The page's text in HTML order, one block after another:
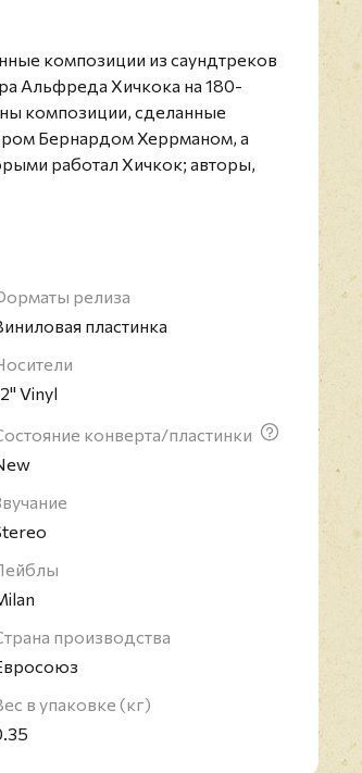
композиции из саундтреков
Альфреда Хичкока на 180-
композиции, сделанные
Бернардом Херрманом, а
работал Хичкок; авторы,
Дмитрий Тёмкин, Франц
саундтреки своих фильмов.
шедевры. Этот альбом
фильмов Хичкока;
Хичкоком.
релиза
пластинка
Vinyl
конверта/пластинки
производства
в упаковке (кг)